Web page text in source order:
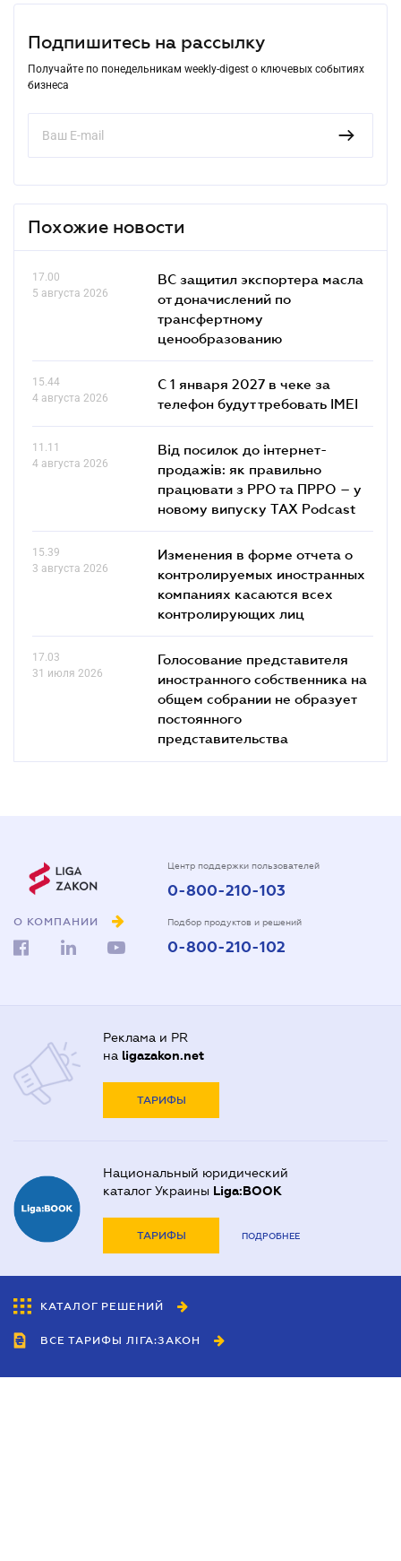
Подпишитесь на рассылку
Получайте по понедельникам weekly-digest о ключевых событиях
бизнеса
Похожие новости
17.00
5 августа 2026
ВС защитил экспортера масла
от доначислений по
трансфертному
ценообразованию
15.44
4 августа 2026
С 1 января 2027 в чеке за
телефон будут требовать IMEI
11.11
4 августа 2026
Від посилок до інтернет-
продажів: як правильно
працювати з РРО та ПРРО – у
новому випуску TAX Podcast
15.39
3 августа 2026
Изменения в форме отчета о
контролируемых иностранных
компаниях касаются всех
контролирующих лиц
17.03
31 июля 2026
Голосование представителя
иностранного собственника на
общем собрании не образует
постоянного
представительства
О КОМПАНИИ
Центр поддержки пользователей
0-800-210-103
Подбор продуктов и решений
0-800-210-102
Реклама и PR
на ligazakon.net
ТАРИФЫ
Национальный юридический
каталог Украины Liga:BOOK
ТАРИФЫ ПОДРОБНЕЕ
КАТАЛОГ РЕШЕНИЙ
ВСЕ ТАРИФЫ ЛІГА:ЗАКОН